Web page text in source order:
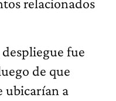
relacionados
fue
de que
ubicarían a